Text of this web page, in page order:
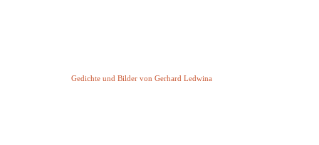
Gedichte und Bilder von Gerhard Ledwina